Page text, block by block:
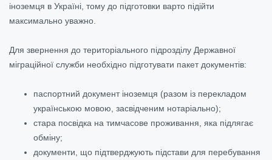
іноземця в Україні, тому до підготовки варто підійти
максимально уважно.
Для звернення до територіального підрозділу Державної
міграційної служби необхідно підготувати пакет документів:
паспортний документ іноземця (разом із перекладом
українською мовою, засвідченим нотаріально);
стара посвідка на тимчасове проживання, яка підлягає
обміну;
документи, що підтверджують підстави для перебування